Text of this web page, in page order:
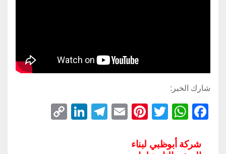
شارك الخبر:
F
c
W
at
T
tt
Pi
E
T
Li
شركة أبوظبي لبناء